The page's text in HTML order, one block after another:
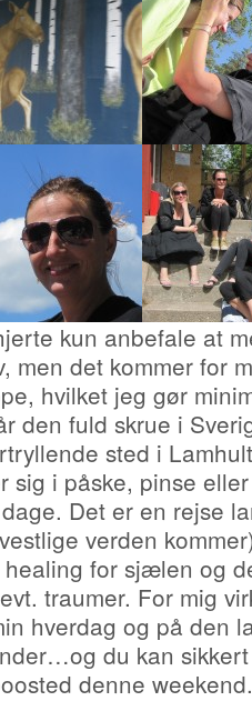
kun anbefale at
men det kommer for
hvilket jeg gør
den fuld skrue i
sted i
sig i påske, pinse
Det er en rejse
verden
for sjælen og
traumer. For mig
hverdag og på den
du kan
denne weekend.